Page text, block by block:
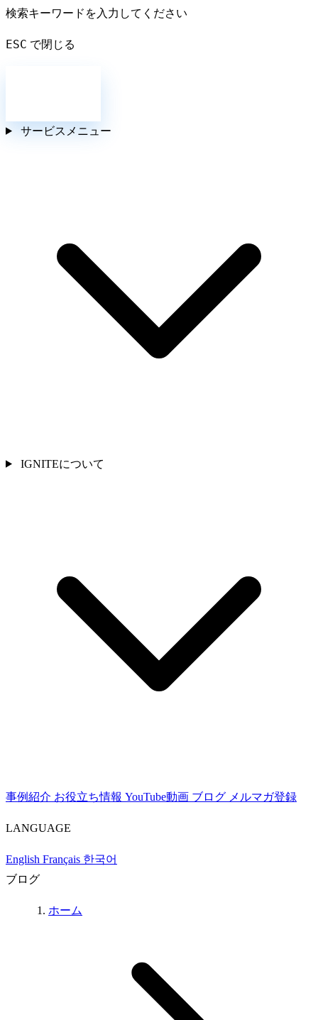
検索キーワードを入力してください
ESC で閉じる
サービスメニュー
IGNITEについて
事例紹介 お役立ち情報 YouTube動画 ブログ メルマガ登録
LANGUAGE
English Français 한국어
ブログ
ホーム